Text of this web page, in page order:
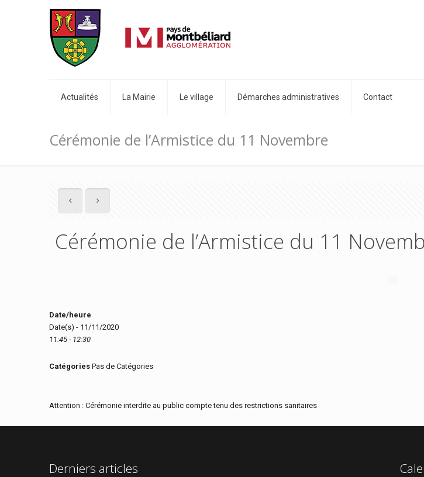
Actualités La Mairie Le village Démarches administratives Contact
Cérémonie de l’Armistice du 11 Novembre
Cérémonie de l’Armistice du 11
Date/heure
Date(s) - 11/11/2020
11:45 - 12:30
Catégories Pas de Catégories
Attention : Cérémonie interdite au public compte tenu des restrictions sanitaires
Derniers articles